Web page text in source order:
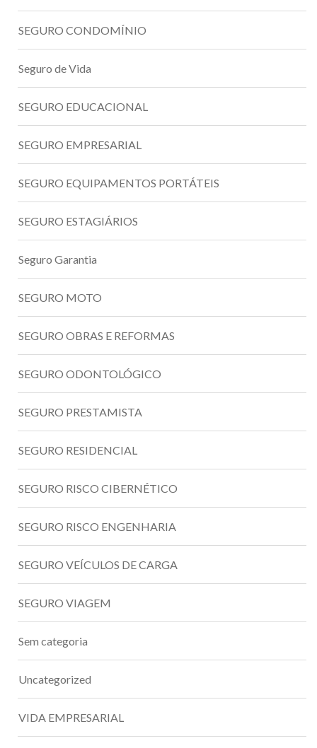
SEGURO CONDOMÍNIO
Seguro de Vida
SEGURO EDUCACIONAL
SEGURO EMPRESARIAL
SEGURO EQUIPAMENTOS PORTÁTEIS
SEGURO ESTAGIÁRIOS
Seguro Garantia
SEGURO MOTO
SEGURO OBRAS E REFORMAS
SEGURO ODONTOLÓGICO
SEGURO PRESTAMISTA
SEGURO RESIDENCIAL
SEGURO RISCO CIBERNÉTICO
SEGURO RISCO ENGENHARIA
SEGURO VEÍCULOS DE CARGA
SEGURO VIAGEM
Sem categoria
Uncategorized
VIDA EMPRESARIAL